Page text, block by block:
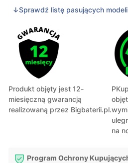
↓Sprawdź listę pasujących
Produkt objęty jest 12-
miesięczną gwarancją
realizowaną przez Bigbaterii.pl.
na
Program Ochrony